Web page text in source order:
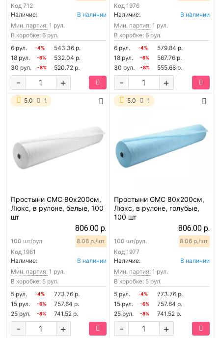
Код 712
Наличие:
В наличии
Мин. партия: 1 рул.
В коробке: 6 рул.
6 рул.
-4%
543.36 р.
18 рул.
-6%
532.04 р.
30 рул.
-8% 520.72 р.
+
-
Код 1976
Наличие:
В наличии
Мин. партия: 1 рул.
В коробке: 6 рул.
6 рул.
-4%
579.84 р.
18 рул.
-6%
567.76 р.
30 рул.
-8% 555.68 р.
+
-
5.0 1
Простыни СМС 80х200см,
Люкс, в рулоне, белые, 100
шт
806.00 р.
Код 1981
100 шт/рул. 8.06 р./шт.
Наличие:
В наличии
Мин. партия: 1 рул.
В коробке: 5 рул.
5 рул.
-4%
773.76 р.
15 рул.
-6%
757.64 р.
25 рул.
-8% 741.52 р.
+
-
5.0 1
Простыни СМС 80х200см,
Люкс, в рулоне, голубые,
100 шт
806.00 р.
Код 1977
100 шт/рул. 8.06 р./шт.
Наличие:
В наличии
Мин. партия: 1 рул.
В коробке: 5 рул.
5 рул.
-4%
773.76 р.
15 рул.
-6%
757.64 р.
25 рул.
-8% 741.52 р.
+
-